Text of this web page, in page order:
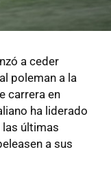
a ceder
poleman a la
carrera en
ha liderado
últimas
a sus